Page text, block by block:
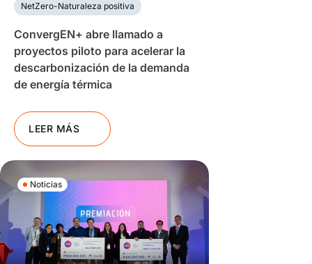
NetZero-Naturaleza positiva
ConvergEN+ abre llamado a
proyectos piloto para acelerar la
descarbonización de la demanda
de energía térmica
LEER MÁS
Noticias